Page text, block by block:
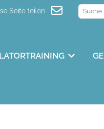
Seite teilen